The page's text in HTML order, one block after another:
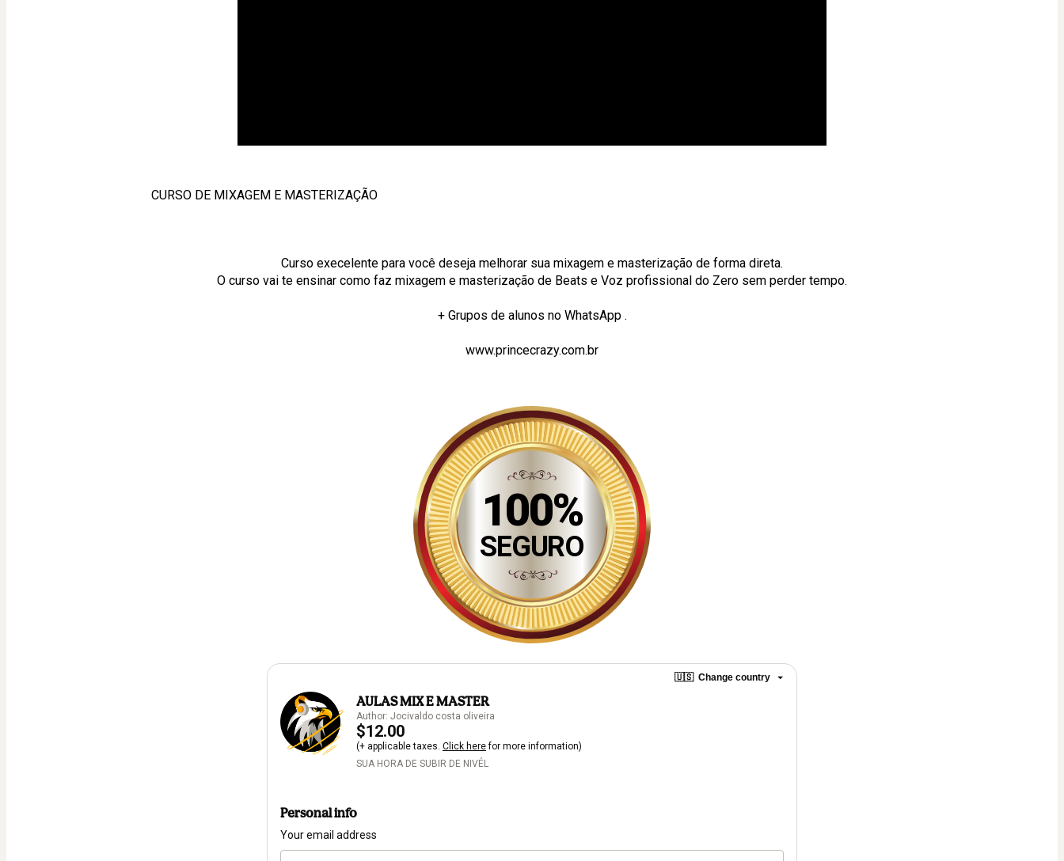
CURSO DE MIXAGEM E MASTERIZAÇÃO
Curso execelente para você deseja melhorar sua mixagem e masterização de forma direta.
O curso vai te ensinar como faz mixagem e masterização de Beats e Voz profissional do Zero sem perder tempo.
+ Grupos de alunos no WhatsApp .
www.princecrazy.com.br
100%
SEGURO
🇺🇸 Change country
AULAS MIX E MASTER
Author: Jocivaldo costa oliveira
$12.00
(+ applicable taxes. Click herefor more information)
SUA HORA DE SUBIR DE NIVÉL
Personal info
Your email address